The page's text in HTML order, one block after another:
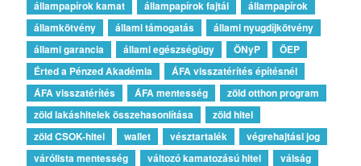
állampapírok kamat
állampapírok fajtái
állampapírok
államkötvény
állami támogatás
állami nyugdíjkötvény
állami garancia
állami egészségügy ÖNyP
ÖEP
Érted a Pénzed Akadémia
ÁFA visszatérítés építésnél
ÁFA visszatérítés
ÁFA mentesség
zöld otthon program
zöld lakáshitelek összehasonlítása
zöld hitel
zöld CSOK-hitel
wallet vésztartalék
végrehajtási jog
várólista mentesség
változó kamatozású hitel
válság